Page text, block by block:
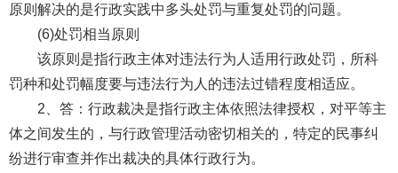
原则解决的是行政实践中多头处罚与重复处罚的问题。
(6)处罚相当原则
该原则是指行政主体对违法行为人适用行政处罚，所科
罚种和处罚幅度要与违法行为人的违法过错程度相适应。
2、答：行政裁决是指行政主体依照法律授权，对平等主
体之间发生的，与行政管理活动密切相关的，特定的民事纠
纷进行审查并作出裁决的具体行政行为。